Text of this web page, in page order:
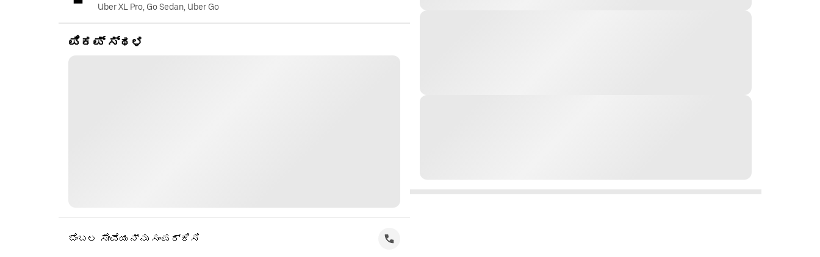
Uber XL Pro, Go Sedan, Uber Go
ಪಿಕಪ್ ಸ್ಥಳ
ಬೆಂಬಲ ಸೇವೆಯನ್ನು ಸಂಪರ್ಕಿಸಿ